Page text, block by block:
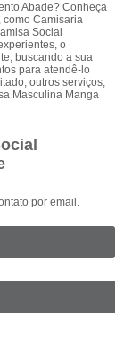
Abade? Conheça
como Camisaria
Social
o
buscando a sua
para atendê-lo
outros serviços,
Masculina Manga
por email.